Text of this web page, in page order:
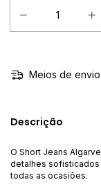
Meios de envio
Descrição
O Short Jeans
detalhes sofisticados
todas as ocasiões.